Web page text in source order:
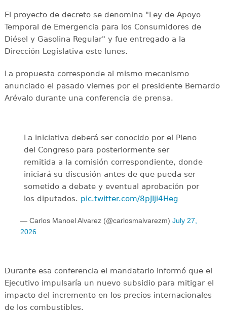
El proyecto de decreto se denomina "Ley de Apoyo
Temporal de Emergencia para los Consumidores de
Diésel y Gasolina Regular" y fue entregado a la
Dirección Legislativa este lunes.
La propuesta corresponde al mismo mecanismo
anunciado el pasado viernes por el presidente Bernardo
Arévalo durante una conferencia de prensa.
La iniciativa deberá ser conocido por el Pleno
del Congreso para posteriormente ser
remitida a la comisión correspondiente, donde
iniciará su discusión antes de que pueda ser
sometido a debate y eventual aprobación por
los diputados. pic.twitter.com/8pJIji4Heg
— Carlos Manoel Alvarez (@carlosmalvarezm) July 27,
2026
Durante esa conferencia el mandatario informó que el
Ejecutivo impulsaría un nuevo subsidio para mitigar el
impacto del incremento en los precios internacionales
de los combustibles.